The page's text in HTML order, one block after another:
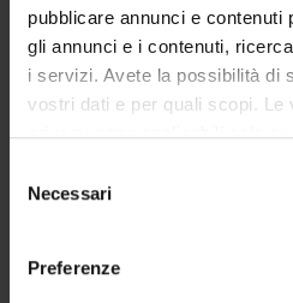
pubblicare annunci e contenuti
gli annunci e i contenuti,
i servizi. Avete la possibilità di
vostri dati e per quali scopi. Le
privacy sono applicabili solo
modificare o revocare il proprio
momento dalla Dichiarazione
delNecessari
Preferenze
Martina Dal Bosco
Marta Vittoria Menegazzi
Associate Professor
RESEARCH AREAS INVOLVED IN
Biochemistry & Molecular